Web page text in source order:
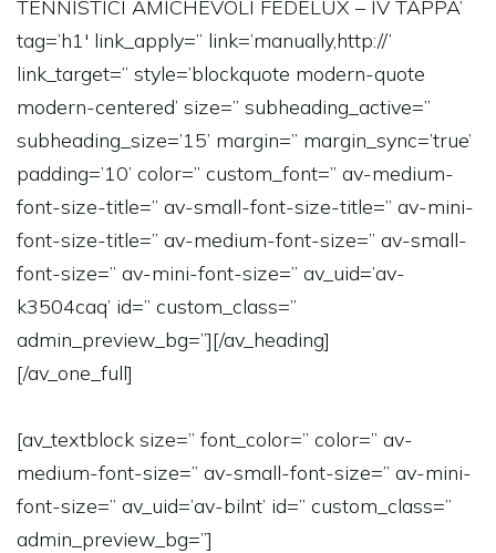
TENNISTICI AMICHEVOLI FEDELUX – IV TAPPA’
tag=’h1′ link_apply=” link=’manually,http://’
link_target=” style=’blockquote modern-quote
modern-centered’ size=” subheading_active=”
subheading_size=’15’ margin=” margin_sync=’true’
padding=’10’ color=” custom_font=” av-medium-
font-size-title=” av-small-font-size-title=” av-mini-
font-size-title=” av-medium-font-size=” av-small-
font-size=” av-mini-font-size=” av_uid=’av-
k3504caq’ id=” custom_class=”
admin_preview_bg=”][/av_heading]
[/av_one_full]
[av_textblock size=” font_color=” color=” av-
medium-font-size=” av-small-font-size=” av-mini-
font-size=” av_uid=’av-bilnt’ id=” custom_class=”
admin_preview_bg=”]